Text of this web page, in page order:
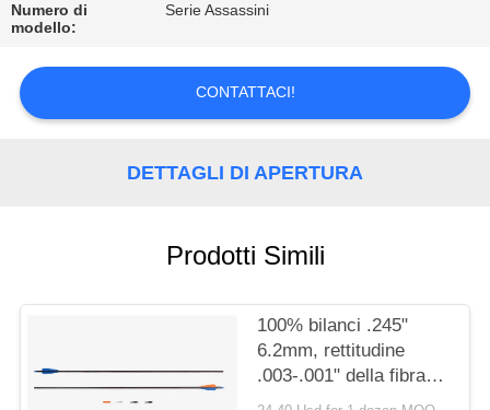
UNA
CITAZIONE
SULLA
PRIVACY
Numero di
modello:
Serie Assassini
CONTATTACI!
DETTAGLI DI APERTURA
Prodotti Simili
100% bilanci .245"
6.2mm, rettitudine
.003-.001" della fibra
del carbonio